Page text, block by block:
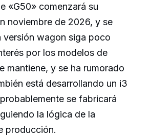
«G50» comenzará su
noviembre de 2026, y se
versión wagon siga poco
por los modelos de
mantiene, y se ha rumorado
está desarrollando un i3
se fabricará
la lógica de la
producción.